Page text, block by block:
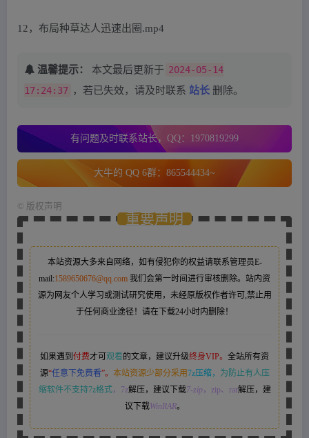
12，布局种草达人迅速出圈.mp4
温馨提示： 本文最后更新于 2024-05-14
17:24:37 ，若已失效，请及时联系 站长 删除。
有问题及时联系站长，QQ：1970819299
大牛的 QQ 6群：865544434~
版权声明
重要声明
本站资源大多来自网络，如有侵犯你的权益请联系管理员E-
mail:1589650676@qq.com 我们会第一时间进行审核删除。站内资
源为网友个人学习或测试研究使用，未经原版权作者许可,禁止用
于任何商业途径！请在下载24小时内删除！
如果遇到 付费才可 观看 的文章，建议升级终身VIP。 全站所有资
源“任意下免费看”。 本站资源少部分采用7z压缩，
为防止有人压
缩软件不支持7z格式，7z解压，建议下载7-zip，zip、rar解压，建
议下载WinRAR。